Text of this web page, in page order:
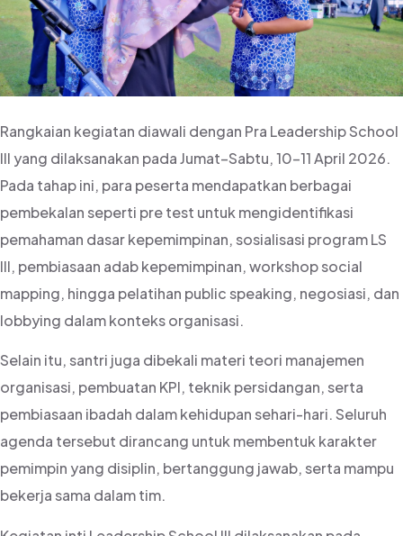
Rangkaian kegiatan diawali dengan Pra Leadership School
III yang dilaksanakan pada Jumat–Sabtu, 10–11 April 2026.
Pada tahap ini, para peserta mendapatkan berbagai
pembekalan seperti pre test untuk mengidentifikasi
pemahaman dasar kepemimpinan, sosialisasi program LS
III, pembiasaan adab kepemimpinan, workshop social
mapping, hingga pelatihan public speaking, negosiasi, dan
lobbying dalam konteks organisasi.
Selain itu, santri juga dibekali materi teori manajemen
organisasi, pembuatan KPI, teknik persidangan, serta
pembiasaan ibadah dalam kehidupan sehari-hari. Seluruh
agenda tersebut dirancang untuk membentuk karakter
pemimpin yang disiplin, bertanggung jawab, serta mampu
bekerja sama dalam tim.